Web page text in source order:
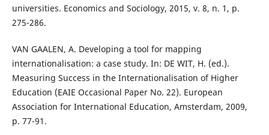
universities. Economics and Sociology, 2015, v. 8, n. 1, p.
275-286.
VAN GAALEN, A. Developing a tool for mapping
internationalisation: a case study. In: DE WIT, H. (ed.).
Measuring Success in the Internationalisation of Higher
Education (EAIE Occasional Paper No. 22). European
Association for International Education, Amsterdam, 2009,
p. 77-91.